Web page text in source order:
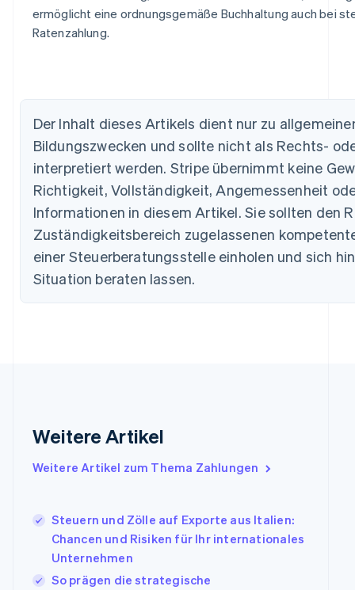
ermöglicht eine ordnungsgemäße Buchhaltung auch bei
Ratenzahlung.
Der Inhalt dieses Artikels dient nur zu
Bildungszwecken und sollte nicht als Rechts-
interpretiert werden. Stripe übernimmt keine
Richtigkeit, Vollständigkeit, Angemessenheit
Informationen in diesem Artikel. Sie sollten den
Zuständigkeitsbereich zugelassenen
einer Steuerberatungsstelle einholen und sich
Situation beraten lassen.
Weitere Artikel
Weitere Artikel zum Thema Zahlungen
Steuern und Zölle auf Exporte aus Italien:
Chancen und Risiken für Ihr internationales
Unternehmen
So prägen die strategische
NederlandsFrançaisDeutschEnglish
Brasilien
PortuguêsEnglish
Bulgarien
English
Dänemark
English
Deutschland
Deutsch English
Estland
English
Festlandchina
Finnland
Indien
Irland
ItalianoEnglish
Japan
日本語 English
Kanada
EnglishFrançais